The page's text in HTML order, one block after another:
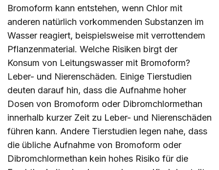
Bromoform kann entstehen, wenn Chlor mit
anderen natürlich vorkommenden Substanzen im
Wasser reagiert, beispielsweise mit verrottendem
Pflanzenmaterial. Welche Risiken birgt der
Konsum von Leitungswasser mit Bromoform?
Leber- und Nierenschäden. Einige Tierstudien
deuten darauf hin, dass die Aufnahme hoher
Dosen von Bromoform oder Dibromchlormethan
innerhalb kurzer Zeit zu Leber- und Nierenschäden
führen kann. Andere Tierstudien legen nahe, dass
die übliche Aufnahme von Bromoform oder
Dibromchlormethan kein hohes Risiko für die